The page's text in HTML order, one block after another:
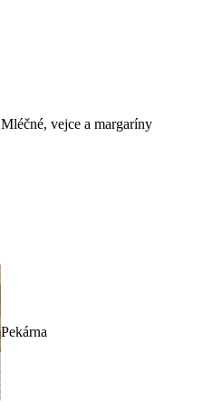
Mléčné, vejce a margaríny
Pekárna